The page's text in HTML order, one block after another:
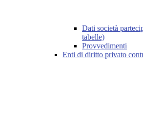
Dati società
tabelle)
Provvedimenti
Enti di diritto privato